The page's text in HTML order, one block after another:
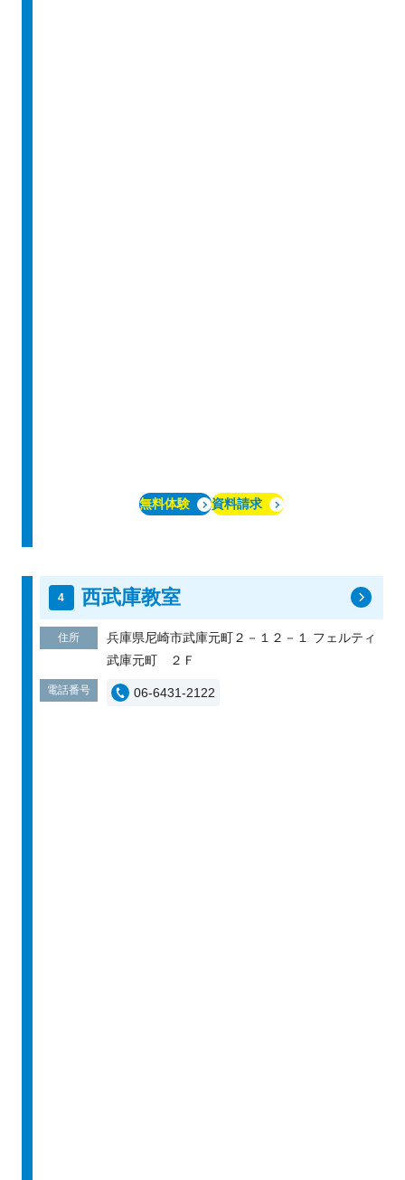
無料体験 資料請求
西武庫教室
住所
兵庫県尼崎市武庫元町２－１２－１ フェルティ
武庫元町 ２Ｆ
電話番号 06-6431-2122